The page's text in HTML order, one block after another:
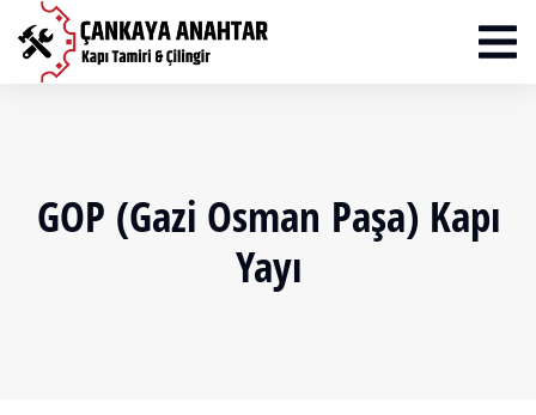
GOP (Gazi Osman Paşa) Kapı
Yayı